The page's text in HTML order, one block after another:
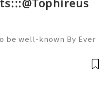
be well-known By Ever
Comments, And S